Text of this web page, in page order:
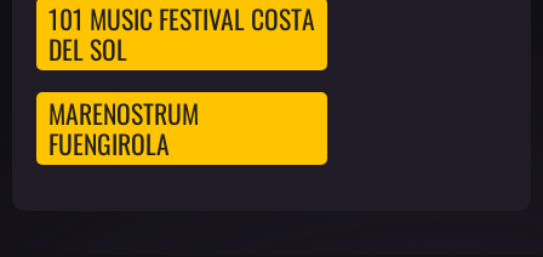
101 MUSIC FESTIVAL COSTA
DEL SOL
MARENOSTRUM
FUENGIROLA